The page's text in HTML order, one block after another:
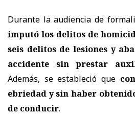
Durante la audiencia de
imputó los delitos de
seis delitos de lesiones y
accidente sin prestar
Además, se estableció que
ebriedad y sin haber
de conducir.